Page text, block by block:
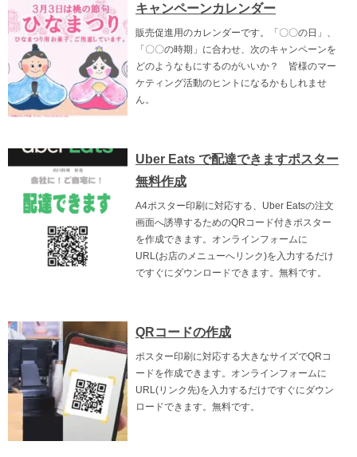
キャンペーンカレンダー
販売促進用のカレンダーです。「〇〇の日」、
「〇〇の時期」に合わせ、次のキャンペーンを
どのようなもにするのがいいか？ 皆様のマー
ケティング活動のヒントになるかもしれませ
ん。
Uber Eats で配達できますポスター
無料作成
A4ポスター印刷に対応する、Uber Eatsの注文
画面へ誘導するためのQRコード付きポスター
を作成できます。オンラインフォームに
URL(お店のメニューへリンク)を入力するだけ
ですぐにダウンロードできます。無料です。
QRコードの作成
ポスター印刷に対応する大きなサイズでQRコ
ードを作成できます。オンラインフォームに
URL(リンク先)を入力するだけですぐにダウン
ロードできます。無料です。